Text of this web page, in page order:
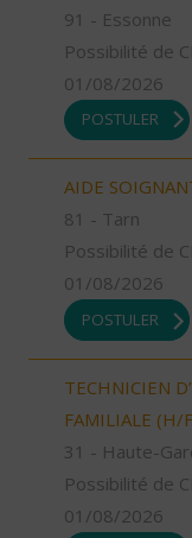
91 - Essonne
Possibilité de
01/08/2026
POSTULER
AIDE
81 - Tarn
Possibilité de
01/08/2026
POSTULER
TECHNICIEN
FAMILIALE (H/
31 - Haute-
Possibilité de
01/08/2026